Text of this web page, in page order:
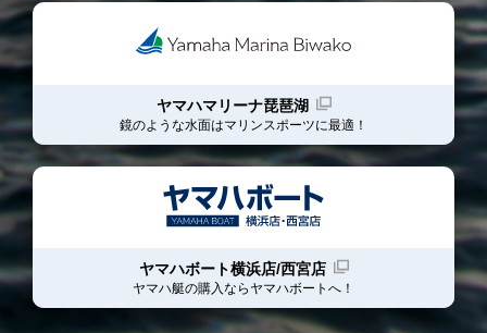
ヤマハマリーナ琵琶湖
鏡のような水面はマリンスポーツに最適！
ヤマハボート横浜店/西宮店
ヤマハ艇の購入ならヤマハボート へ！